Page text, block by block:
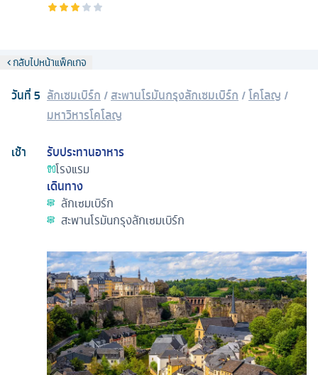
กลับไปหน้าแพ็คเกจ
วันที่5 ลักเซมเบิร์ก /สะพานโรมันกรุงลักเซมเบิร์ก /โคโลญ /
มหาวิหารโคโลญ
เช้า
รับประทานอาหาร
โรงแรม
เดินทาง
ลักเซมเบิร์ก
สะพานโรมันกรุงลักเซมเบิร์ก